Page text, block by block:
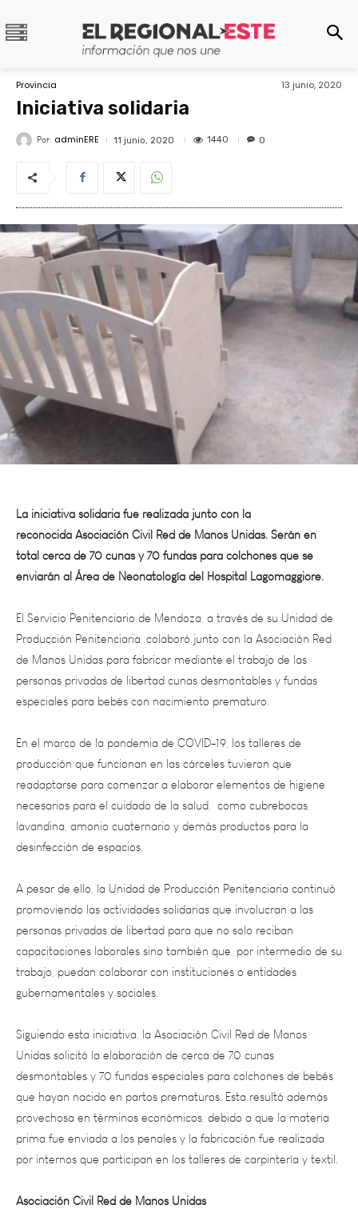
Provincia 13 junio, 2020
Iniciativa solidaria
Por adminERE 11 junio, 2020 1440 0
La iniciativa solidaria fue realizada junto con la
reconocida Asociación Civil Red de Manos Unidas. Serán en
total cerca de 70 cunas y 70 fundas para colchones que se
enviarán al Área de Neonatología del Hospital Lagomaggiore.
El Servicio Penitenciario de Mendoza, a través de su Unidad de
Producción Penitenciaria, colaboró junto con la Asociación Red
de Manos Unidas para fabricar mediante el trabajo de las
personas privadas de libertad cunas desmontables y fundas
especiales para bebés con nacimiento prematuro.
En el marco de la pandemia de COVID-19, los talleres de
producción que funcionan en las cárceles tuvieron que
readaptarse para comenzar a elaborar elementos de higiene
necesarios para el cuidado de la salud, como cubrebocas,
lavandina, amonio cuaternario y demás productos para la
desinfección de espacios.
A pesar de ello, la Unidad de Producción Penitenciaria continuó
promoviendo las actividades solidarias que involucran a las
personas privadas de libertad para que no solo reciban
capacitaciones laborales sino también que, por intermedio de su
trabajo, puedan colaborar con instituciones o entidades
gubernamentales y sociales.
Siguiendo esta iniciativa, la Asociación Civil Red de Manos
Unidas solicitó la elaboración de cerca de 70 cunas
desmontables y 70 fundas especiales para colchones de bebés
que hayan nacido en partos prematuros. Esta resultó además
provechosa en términos económicos, debido a que la materia
prima fue enviada a los penales y la fabricación fue realizada
por internos que participan en los talleres de carpintería y textil.
Asociación Civil Red de Manos Unidas